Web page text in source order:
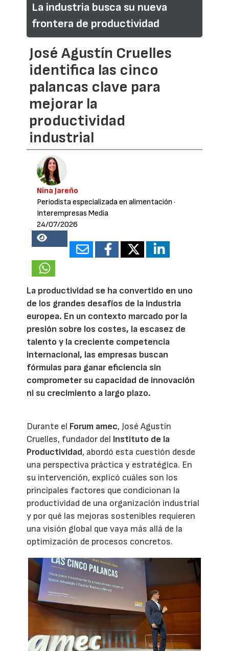
La industria busca su nueva
frontera de productividad
José Agustín Cruelles
identifica las cinco
palancas clave para
mejorar la
productividad
industrial
Nina Jareño
Periodista especializada en alimentación ·
Interempresas Media
24/07/2026
18465
La productividad se ha convertido en uno
de los grandes desafíos de la industria
europea. En un contexto marcado por la
presión sobre los costes, la escasez de
talento y la creciente competencia
internacional, las empresas buscan
fórmulas para ganar eficiencia sin
comprometer su capacidad de innovación
ni su crecimiento a largo plazo.
Durante el Forum amec, José Agustín
Cruelles, fundador del Instituto de la
Productividad, abordó esta cuestión desde
una perspectiva práctica y estratégica. En
su intervención, explicó cuáles son los
principales factores que condicionan la
productividad de una organización industrial
y por qué las mejoras sostenibles requieren
una visión global que vaya más allá de la
optimización de procesos concretos.